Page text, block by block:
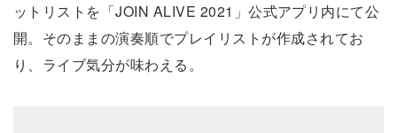
ットリストを「JOIN ALIVE 2021」公式アプリ内にて公
開。そのままの演奏順でプレイリストが作成されてお
り、ライブ気分が味わえる。